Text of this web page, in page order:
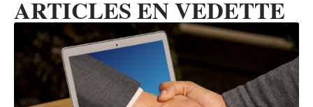
ARTICLES EN VEDETTE